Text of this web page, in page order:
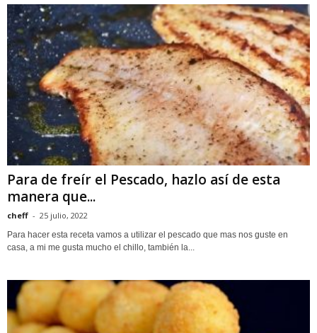
Para de freír el Pescado, hazlo así de esta
manera que...
cheff - 25 julio, 2022
Para hacer esta receta vamos a utilizar el pescado que mas nos guste en
casa, a mi me gusta mucho el chillo, también la...